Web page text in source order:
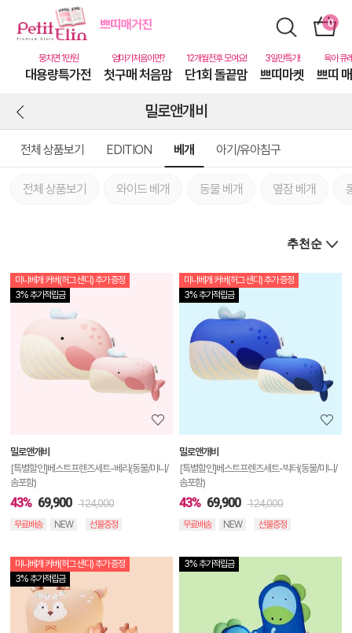
대용량특가전 첫구매 처음맘 단1회 돌끝맘 쁘띠마켓 쁘띠
밀로앤개비
전체 상품보기 EDITION 베개 아기/유아침구
전체 상품보기 와이드 베개 동물 베개 옆잠 베개
3% 추가적립금
미니베개 커버(허그 샌디) 추가 증정
상
보
기
밀로앤개비
[특별할인]베스트프렌즈세트-베리(동물/미니/
솜포함)
43% 69,900 124,000
무료배송 NEW 선물증정
3% 추가적립금
미니베개 커버(허그 샌디) 추가 증정
밀로앤개비
[특별할인]베스트프렌즈세트-빅터(동물/미니/
솜포함)
43% 69,900 124,000
무료배송 NEW 선물증정
3% 추가적립금
미니베개 커버(허그 샌디) 추가 증정
상3% 추가적립금